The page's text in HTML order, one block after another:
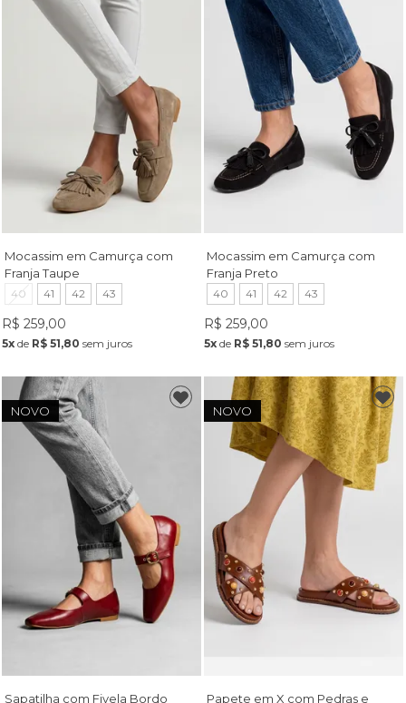
Mocassim em Camurça com
Franja Taupe
40 41 42 43
R$ 259,00
5xde R$ 51,80 sem juros
Mocassim em Camurça com
Franja Preto
40 41 42 43
R$ 259,00
5x de R$ 51,80 sem juros
NOVO
Sapatilha com Fivela Bordo
NOVO
Papete em X com Pedras e